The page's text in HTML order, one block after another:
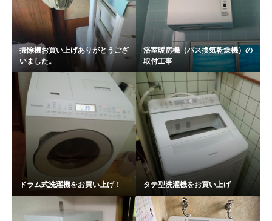
掃除機お買い上げありがとうござ
いました。
浴室暖房機（バス換気乾燥機）の
取付工事
ドラム式洗濯機をお買い上げ！ タテ型洗濯機をお買い上げ